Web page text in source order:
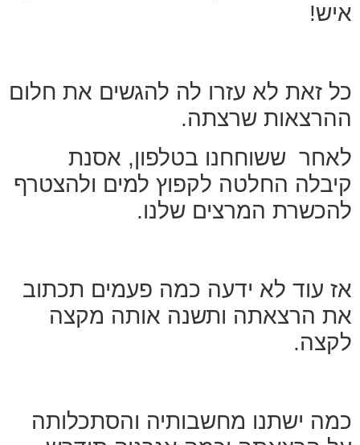
איש!
כל זאת לא עזרו לה להגשים את חלום
ההרצאות שרצתה.
לאחר ששוחחנו בטלפון, אסנת
קיבלה החלטה לקפוץ למים ולהצטרף
להכשרת המרצים שלנו.
אז עוד לא ידעה כמה פעמים תכתוב
את הרצאתה ותשנה אותה מקצה
לקצה.
כמה ישתנו מחשבותיה והסתכלותה